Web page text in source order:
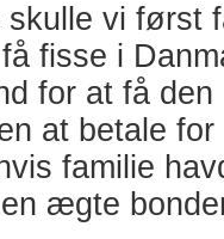
skulle vi først
fisse i
for at få
at betale
familie
ægte